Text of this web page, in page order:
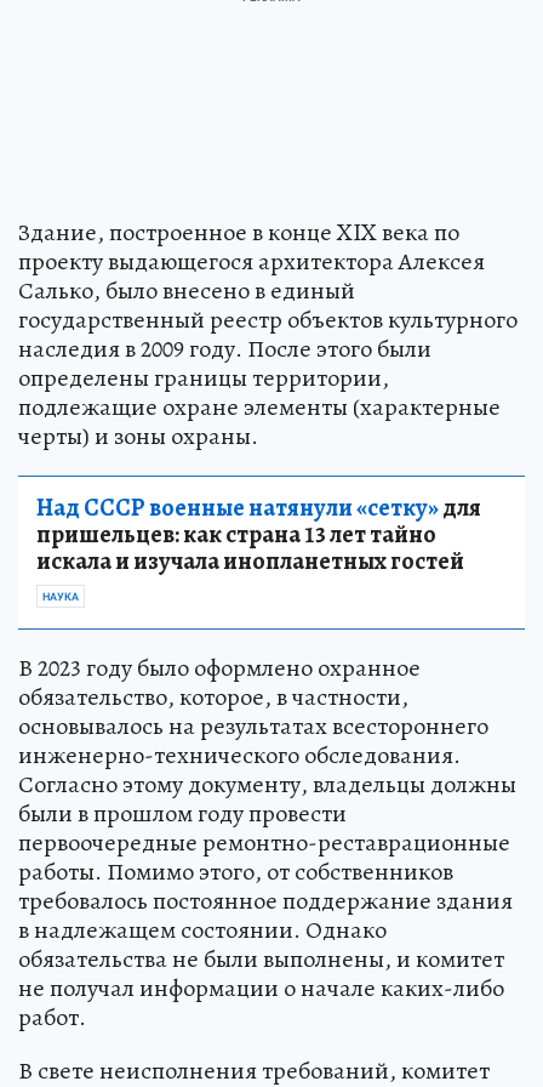
Здание, построенное в конце XIX века по
проекту выдающегося архитектора Алексея
Салько, было внесено в единый
государственный реестр объектов культурного
наследия в 2009 году. После этого были
определены границы территории,
подлежащие охране элементы (характерные
черты) и зоны охраны.
Над СССР военные натянули «сетку»для
пришельцев: как страна 13 лет тайно
искала и изучала инопланетных гостей
В 2023 году было оформлено охранное
обязательство, которое, в частности,
основывалось на результатах всестороннего
инженерно-технического обследования.
Согласно этому документу, владельцы должны
были в прошлом году провести
первоочередные ремонтно-реставрационные
работы. Помимо этого, от собственников
требовалось постоянное поддержание здания
в надлежащем состоянии. Однако
обязательства не были выполнены, и комитет
не получал информации о начале каких-либо
работ.